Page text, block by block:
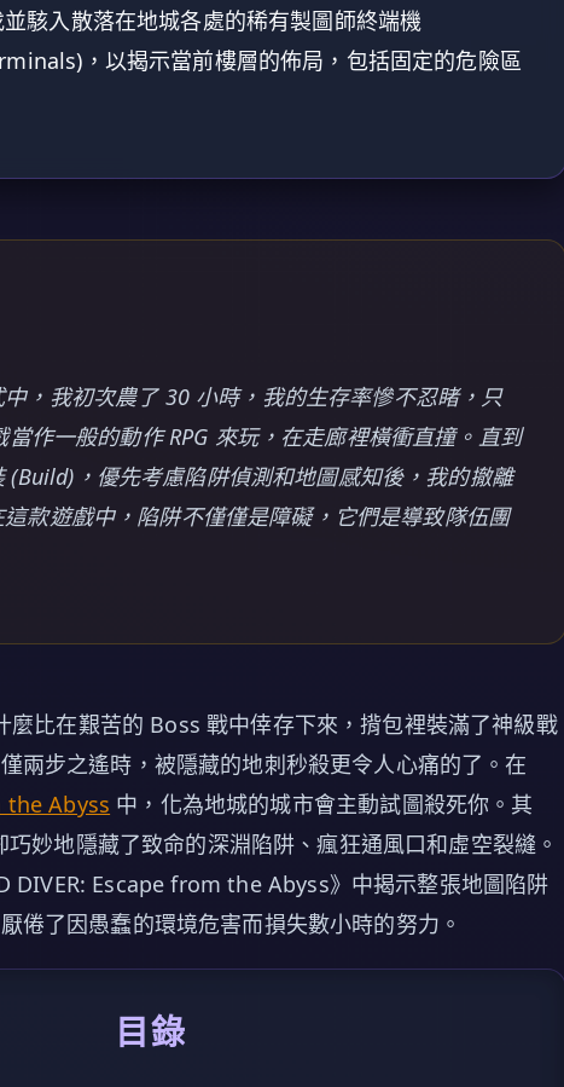
駭入散落在地城各處的稀有製圖師終端機
，以揭示當前樓層的佈局，包括固定的危險區
，我初次農了 30 小時，我的生存率慘不忍睹，只
當作一般的動作 RPG 來玩，在走廊裡橫衝直撞。直到
(Build)，優先考慮陷阱偵測和地圖感知後，我的撤離
款遊戲中，陷阱不僅僅是障礙，它們是導致隊伍團
麼比在艱苦的 Boss 戰中倖存下來，揹包裡裝滿了神級戰
兩步之遙時，被隱藏的地刺秒殺更令人心痛的了。在
the Abyss 中，化為地城的城市會主動試圖殺死你。其
妙地隱藏了致命的深淵陷阱、瘋狂通風口和虛空裂縫。
DIVER: Escape from the Abyss》中揭示整張地圖陷阱
倦了因愚蠢的環境危害而損失數小時的努力。
目錄